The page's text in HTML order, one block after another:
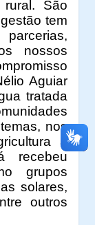
São
tem
nossos
Aguiar
tratada
nos
a
recebeu
grupos
solares,
outros